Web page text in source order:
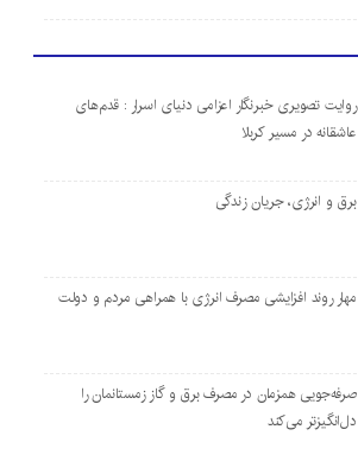
روایت تصویری خبرنگار اعزامی دنیای اسرار : قدم‌های
عاشقانه در مسیر کربلا
برق و انرژی، جریان زندگی
مهار روند افزایشی مصرف انرژی با همراهی مردم و دولت
صرفه‌جویی همزمان در مصرف برق و گاز زمستانمان را
دل‌انگیزتر می‌کند